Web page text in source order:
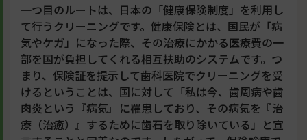
一つ目のルートは、日本の「健康保険制度」を利用し
て行うクリーニングです。健康保険とは、国民が「病
気やケガ」になった際、その治療にかかる医療費の一
部を国が負担してくれる相互扶助のシステムです。つ
まり、保険証を提示して歯科医院でクリーニングを受
けるということは、国に対して「私は今、歯周病や歯
肉炎という『病気』に罹患しており、その病気を『治
療（治癒）』するために歯石を取り除いている」と宣